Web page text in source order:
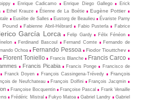
Enrique Cadicamo Enrique Diego Gallego
Erick
Ethel Krauze Étienne de La Boétie Eugène Pottier
Eusèbe de Salles Eustorg de Beaulieu
Évariste Parny
Pound Fabienne Abril-Hébrard Fabio Pusterla
Fabrice
García Lorca Felip Gardy
Félix Fénéon
Ferdinand Bascoul Fernand Comte
Fernando de
Ochoa Fernando Pessoa Fiodor Tiouttchev
Florent Toniello Francis Blanche Francis Carco
Francis Picabia Francis Ponge
Francisco de
Franck Doyen François Cassingena-Trévedy
François
de Neufchateau François Dolfini
François Jacqmin
Françoise Bocquentin Françoise Pascal
Frank Venaille
Frédéric Mistral Fukyo Matoa Gabriel Landry
Gabriel